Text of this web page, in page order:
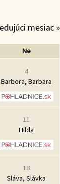
mesiac »
Ne
4
Barbora, Barbara
11
Hilda
18
Sláva, Slávka